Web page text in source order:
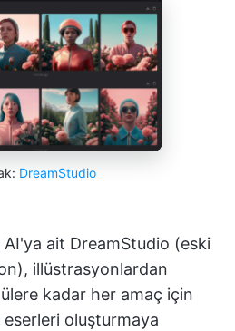
DreamStudio
ait DreamStudio (eski
illüstrasyonlardan
kadar her amaç için
oluşturmaya